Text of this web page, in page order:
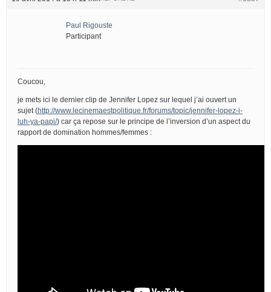
Paul Rigouste
Participant
Coucou,
je mets ici le dernier clip de Jennifer Lopez sur lequel j’ai ouvert un
sujet (http://www.lecinemaestpolitique.fr/forums/topic/jennifer-lopez-i-
luh-ya-papi/) car ça repose sur le principe de l’inversion d’un aspect du
rapport de domination hommes/femmes :